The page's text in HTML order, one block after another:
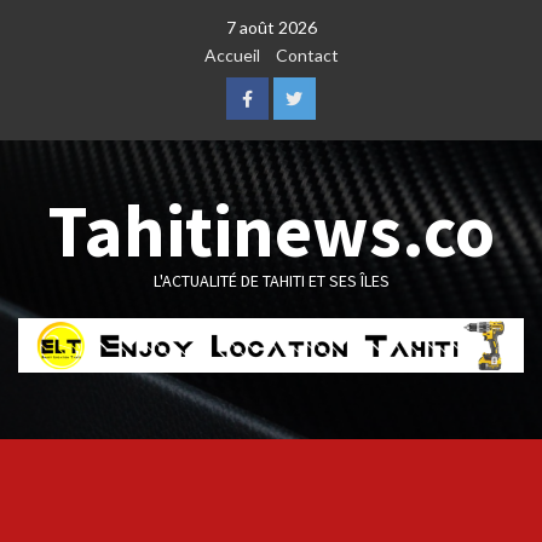
7 août 2026
Accueil
Contact
FacebookTwitter
Tahitinews.co
L'ACTUALITÉ DE TAHITI ET SES ÎLES